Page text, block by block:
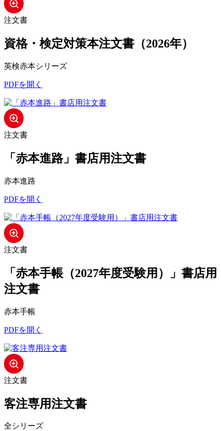
注文書
資格・検定対策本注文書（2026年）
英検赤本シリーズ
PDFを開く
注文書
「赤本進路」書店用注文書
赤本進路
PDFを開く
注文書
「赤本手帳（2027年度受験用）」書店用
注文書
赤本手帳
PDFを開く
注文書
客注専用注文書
全シリーズ